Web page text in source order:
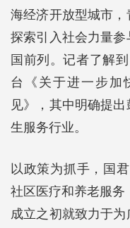
海经济开放型城市
探索引入社会力量
国前列。记者了解
台《关于进一步加
见》，其中明确提
生服务行业。
以政策为抓手，国
社区医疗和养老服务
成立之初就致力于